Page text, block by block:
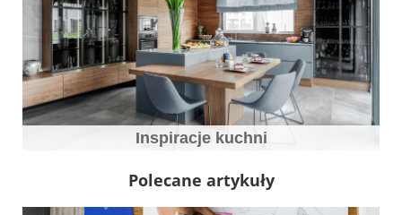
Inspiracje kuchni
Polecane artykuły